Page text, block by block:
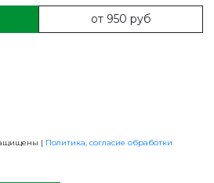
02
от 950 руб
| Политика, согласие обработки